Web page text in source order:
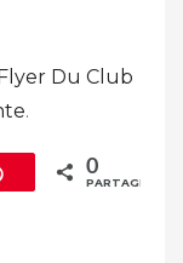
Du Club
.
Épingle 0
PARTAGES